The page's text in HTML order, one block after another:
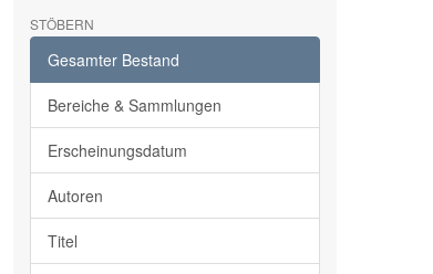
STÖBERN
Gesamter Bestand
Bereiche & Sammlungen
Erscheinungsdatum
Autoren
Titel